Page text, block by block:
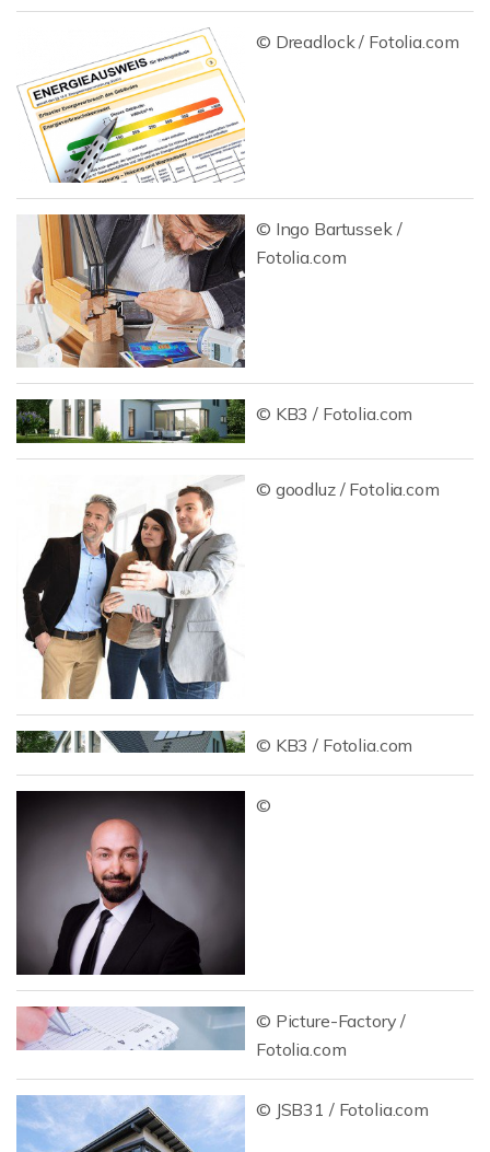
© Dreadlock / Fotolia.com
© Ingo Bartussek /
Fotolia.com
© KB3 / Fotolia.com
© goodluz / Fotolia.com
© KB3 / Fotolia.com
©
© Picture-Factory /
Fotolia.com
© JSB31 / Fotolia.com